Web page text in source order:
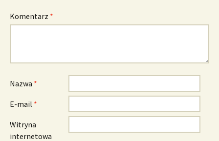
Komentarz *
Nazwa *
E-mail *
Witryna
internetowa